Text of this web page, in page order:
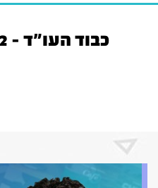
כבוד העו"ד - 30.12.22 - לקט